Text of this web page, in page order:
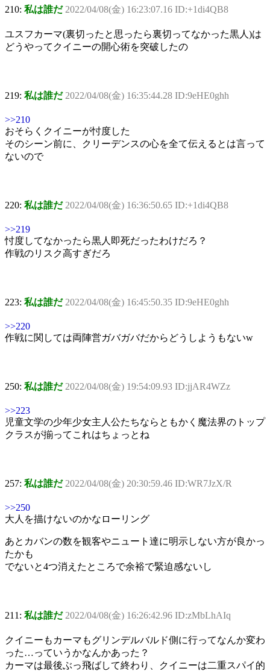
210: 私は誰だ 2022/04/08(金) 16:23:07.16 ID:+1di4QB8
ユスフカーマ(裏切ったと思ったら裏切ってなかった黒人)は
どうやってクイニーの開心術を突破したの
219: 私は誰だ 2022/04/08(金) 16:35:44.28 ID:9eHE0ghh
>>210
おそらくクイニーが忖度した
そのシーン前に、クリーデンスの心を全て伝えるとは言って
ないので
220: 私は誰だ 2022/04/08(金) 16:36:50.65 ID:+1di4QB8
>>219
忖度してなかったら黒人即死だったわけだろ？
作戦のリスク高すぎだろ
223: 私は誰だ 2022/04/08(金) 16:45:50.35 ID:9eHE0ghh
>>220
作戦に関しては両陣営ガバガバだからどうしようもないw
250: 私は誰だ 2022/04/08(金) 19:54:09.93 ID:jjAR4WZz
>>223
児童文学の少年少女主人公たちならともかく魔法界のトップ
クラスが揃ってこれはちょっとね
257: 私は誰だ 2022/04/08(金) 20:30:59.46 ID:WR7JzX/R
>>250
大人を描けないのかなローリング
あとカバンの数を観客やニュート達に明示しない方が良かっ
たかも
でないと4つ消えたところで余裕で緊迫感ないし
211: 私は誰だ 2022/04/08(金) 16:26:42.96 ID:zMbLhAIq
クイニーもカーマもグリンデルバルド側に行ってなんか変わ
った…っていうかなんかあった？
カーマは最後ぶっ飛ばして終わり、クイニーは二重スパイ的